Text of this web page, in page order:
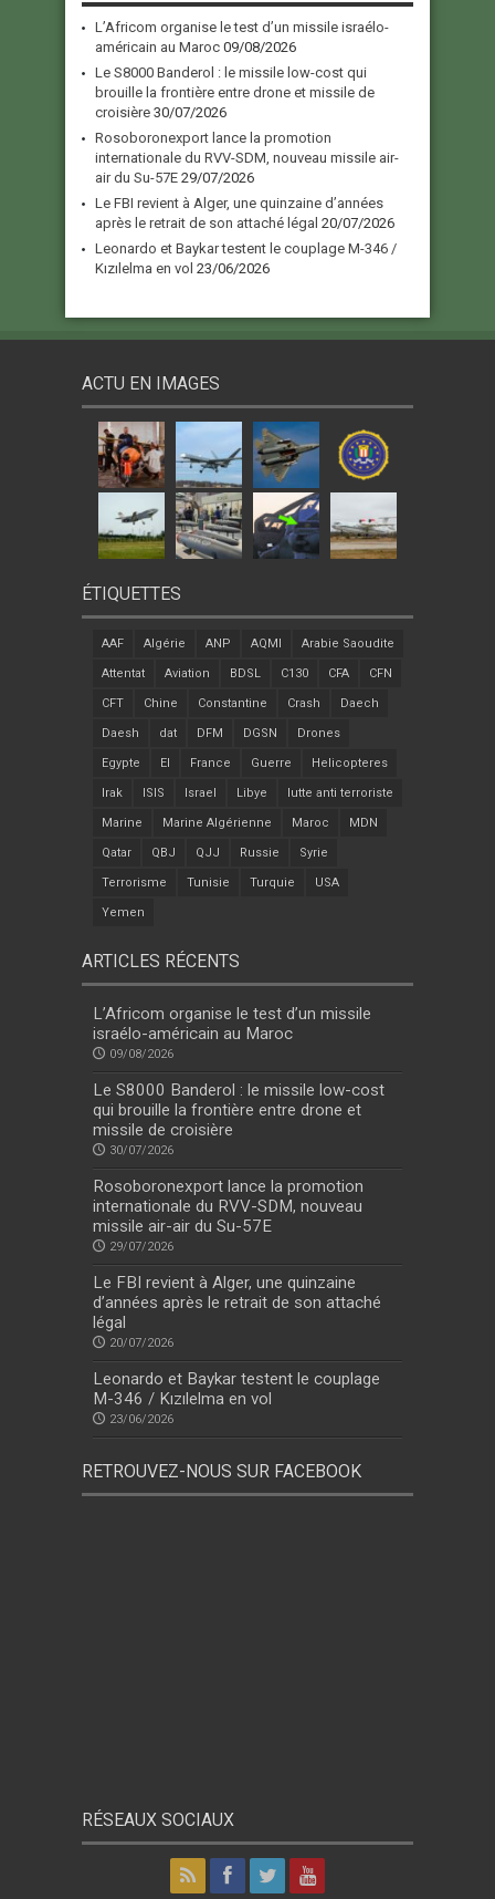
L’Africom organise le test d’un missile israélo-
américain au Maroc 09/08/2026
Le S8000 Banderol : le missile low-cost qui
brouille la frontière entre drone et missile de
croisière 30/07/2026
Rosoboronexport lance la promotion
internationale du RVV-SDM, nouveau missile air-
air du Su-57E 29/07/2026
Le FBI revient à Alger, une quinzaine d’années
après le retrait de son attaché légal 20/07/2026
Leonardo et Baykar testent le couplage M-346 /
Kızılelma en vol 23/06/2026
ACTU EN IMAGES
ÉTIQUETTES
AAF Algérie ANP AQMI Arabie Saoudite
Attentat Aviation BDSL C130 CFA CFN
CFT Chine Constantine Crash Daech
Daesh dat DFM DGSN Drones
Egypte EI France Guerre Helicopteres
Irak ISIS Israel Libye lutte anti terroriste
Marine Marine Algérienne Maroc MDN
Qatar QBJ QJJ Russie Syrie
Terrorisme Tunisie Turquie USA
Yemen
ARTICLES RÉCENTS
L’Africom organise le test d’un missile
israélo-américain au Maroc
09/08/2026
Le S8000 Banderol : le missile low-cost
qui brouille la frontière entre drone et
missile de croisière
30/07/2026
Rosoboronexport lance la promotion
internationale du RVV-SDM, nouveau
missile air-air du Su-57E
29/07/2026
Le FBI revient à Alger, une quinzaine
d’années après le retrait de son attaché
légal
20/07/2026
Leonardo et Baykar testent le couplage
M-346 / Kızılelma en vol
23/06/2026
RETROUVEZ-NOUS SUR FACEBOOK
RÉSEAUX SOCIAUX